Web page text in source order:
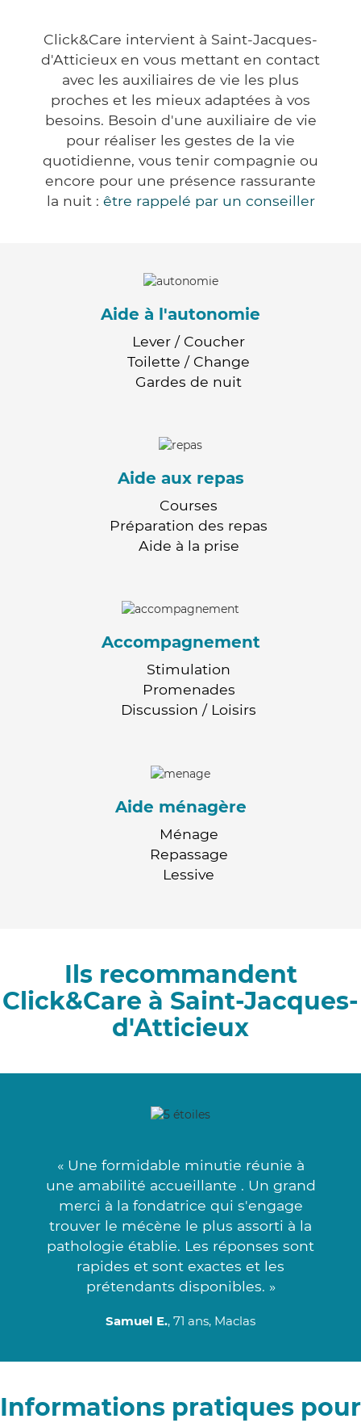
Click&Care intervient à Saint-Jacques-
d'Atticieux en vous mettant en contact
avec les auxiliaires de vie les plus
proches et les mieux adaptées à vos
besoins. Besoin d'une auxiliaire de vie
pour réaliser les gestes de la vie
quotidienne, vous tenir compagnie ou
encore pour une présence rassurante
la nuit : être rappelé par un conseiller
Aide à l'autonomie
Lever / Coucher
Toilette / Change
Gardes de nuit
Aide aux repas
Courses
Préparation des repas
Aide à la prise
Accompagnement
Stimulation
Promenades
Discussion / Loisirs
Aide ménagère
Ménage
Repassage
Lessive
Ils recommandent
Click&Care à Saint-Jacques-
d'Atticieux
« Une formidable minutie réunie à
une amabilité accueillante . Un grand
merci à la fondatrice qui s'engage
trouver le mécène le plus assorti à la
pathologie établie. Les réponses sont
rapides et sont exactes et les
prétendants disponibles. »
Samuel E., 71 ans, Maclas
Informations pratiques pour